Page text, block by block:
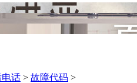
电话 > 故障代码 >